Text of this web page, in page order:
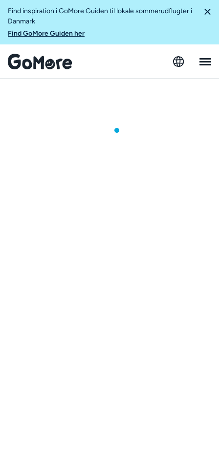
Find inspiration i GoMore Guiden til lokale sommerudflugter i
Danmark
Find GoMore Guiden her